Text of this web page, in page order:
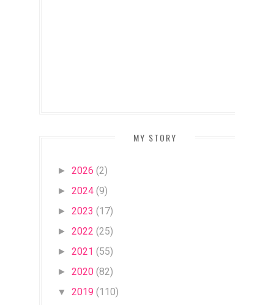
MY STORY
► 2026 (2)
► 2024 (9)
► 2023 (17)
► 2022 (25)
► 2021 (55)
► 2020 (82)
▼ 2019 (110)